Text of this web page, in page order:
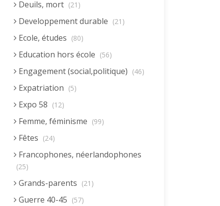
Deuils, mort (21)
Developpement durable (21)
Ecole, études (80)
Education hors école (56)
Engagement (social,politique) (46)
Expatriation (5)
Expo 58 (12)
Femme, féminisme (99)
Fêtes (24)
Francophones, néerlandophones
(25)
Grands-parents (21)
Guerre 40-45 (57)